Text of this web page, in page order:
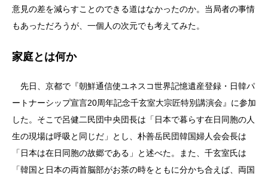
意見の差を減らすことのできる道はなかったのか。当局者の事情
もあっただろうが、一個人の次元でも考えてみた。
家庭とは何か
先日、京都で『朝鮮通信使ユネスコ世界記憶遺産登録・日韓パ
ートナーシップ宣言20周年記念千玄室大宗匠特別講演会』に参加
した。そこで呂健二民団中央団長は「日本で暮らす在日同胞の人
生の現場は呼吸と同じだ」とし、朴善岳民団韓国婦人会会長は
「日本は在日同胞の故郷である」と述べた。また、千玄室氏は
「韓国と日本の両首脳部がお茶の時をともに分かち合えば、両国